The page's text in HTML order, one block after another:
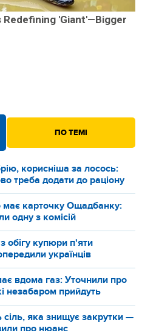
ПО ТЕМІ
корисніша за лосось:
треба додати до раціону
має карточку Ощадбанку:
одну з комісій
обігу купюри п'яти
українців
вдома газ: Уточнили про
незабаром прийдуть
сіль, яка знищує закрутки —
Redefining 'Giant'—Bigger